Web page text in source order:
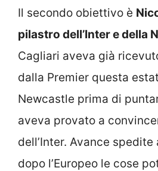
Il secondo obiettivo è
pilastro dell’Inter e della
Cagliari aveva già
dalla Premier questa
Newcastle prima di
aveva provato a
dell’Inter. Avance
dopo l’Europeo le cose